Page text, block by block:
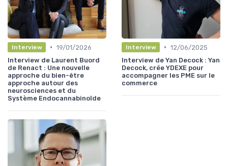
Interview • 19/01/2026
Interview de Laurent Buord
de Renact : Une nouvelle
approche du bien-être
approche autour des
neurosciences et du
Système Endocannabinoïde
Interview • 12/06/2025
Interview de Yan Decock : Yan
Decock, crée YDEXE pour
accompagner les PME sur le
commerce